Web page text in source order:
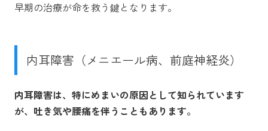
早期の治療が命を救う鍵となります。
内耳障害（メニエール病、前庭神経炎）
内耳障害は、特にめまいの原因として知られています
が、吐き気や腰痛を伴うこともあります。